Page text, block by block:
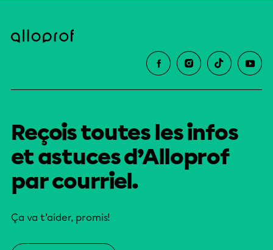
Reçois toutes les infos
et astuces d’Alloprof
par courriel.
Ça va t’aider, promis!